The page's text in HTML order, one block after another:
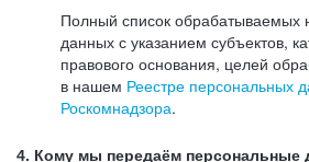
Полный список обрабатываемых
данных с указанием субъектов,
правового основания, целей
в нашем Реестре персональных
Роскомнадзора.
4. Кому мы передаём персональные